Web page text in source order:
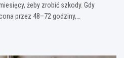
żeby zrobić szkody. Gdy
przez 48–72 godziny,…